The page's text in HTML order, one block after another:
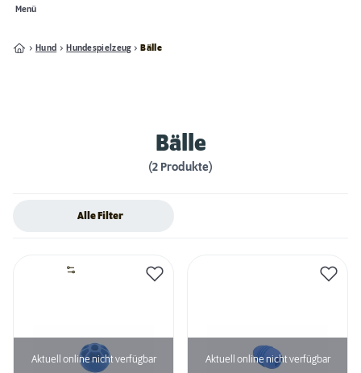
Menü
Hund Hundespielzeug Bälle
Bälle
(2 Produkte)
Alle Filter
Aktuell online nicht verfügbar Aktuell online nicht verfügbar